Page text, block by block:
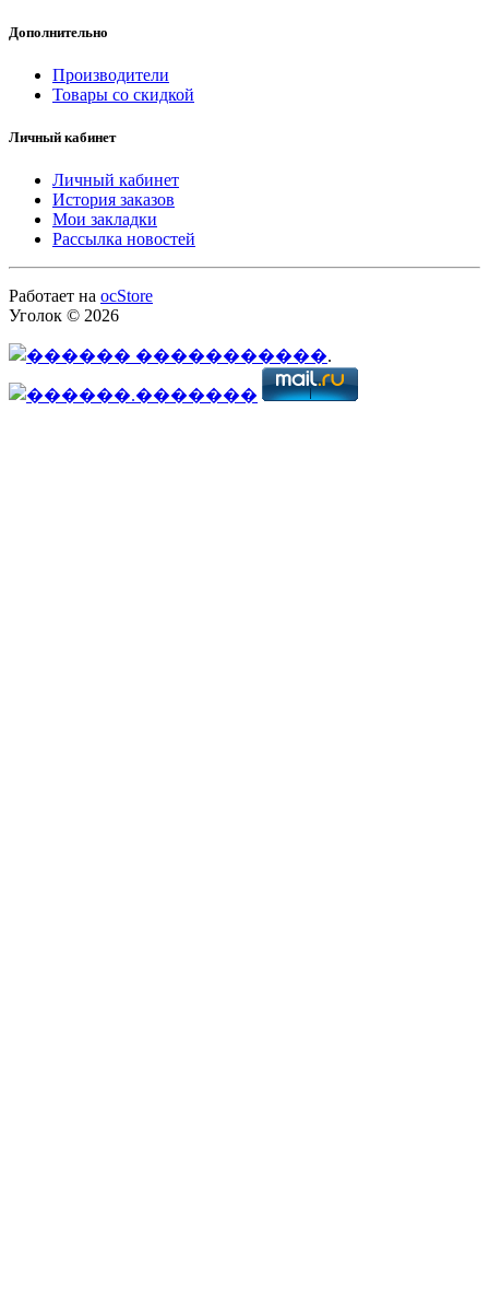
Дополнительно
Производители
Товары со скидкой
Личный кабинет
Личный кабинет
История заказов
Мои закладки
Рассылка новостей
Работает на ocStore
Уголок © 2026
.